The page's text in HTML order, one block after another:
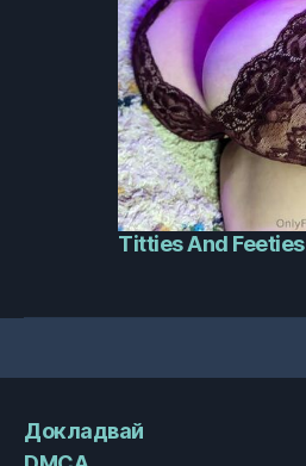
Titties And Feeties
Докладвай